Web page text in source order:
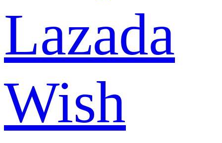
Lazada
Wish